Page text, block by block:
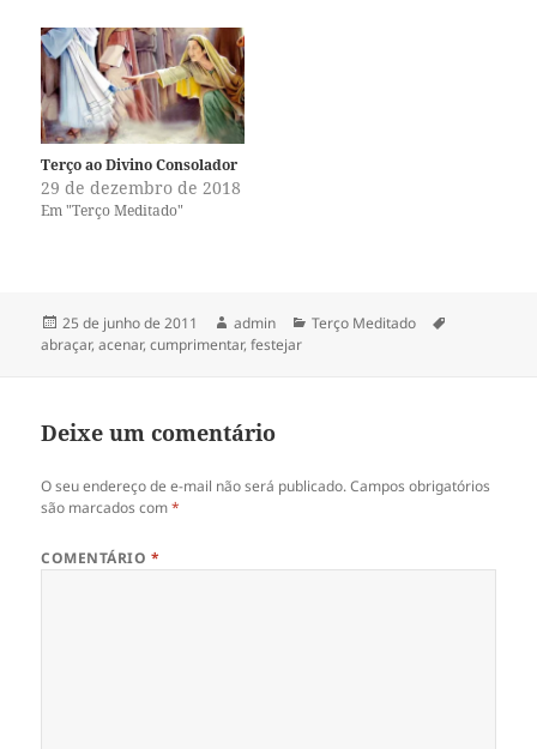
r
n
o
T
w
i
t
t
r
(
a
b
v
a
j
a
)
r
n
o
F
a
c
e
b
o
k
(
a
o
v
a
a
Terço ao Divino Consolador
29 de dezembro de 2018
Em "Terço Meditado"
Publicado
em
25 de junho de 2011 Autor
admin Categorias
Terço Meditado
abraçar,acenar,cumprimentar,festejar
Deixe um comentário
O seu endereço de e-mail não será publicado. Campos obrigatórios
são marcados com*
COMENTÁRIO *